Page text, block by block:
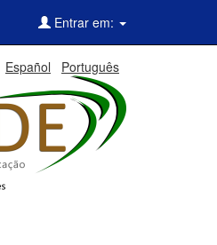
Entrar em:
Español Português